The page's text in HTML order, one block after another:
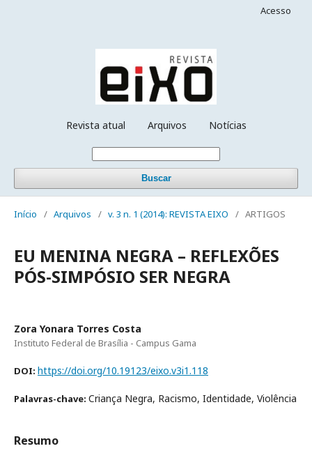
Revista atual Arquivos Notícias
Buscar
Acesso
Início / Arquivos / v. 3 n. 1 (2014): REVISTA EIXO / ARTIGOS
EU MENINA NEGRA – REFLEXÕES
PÓS-SIMPÓSIO SER NEGRA
Zora Yonara Torres Costa
Instituto Federal de Brasília - Campus Gama
DOI: https://doi.org/10.19123/eixo.v3i1.118
Palavras-chave: Criança Negra, Racismo, Identidade, Violência
Resumo